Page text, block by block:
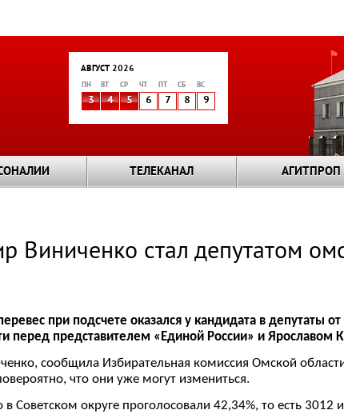
АВГУСТ 2026
ПН ВТ СР ЧТ СБ ВС
3 4 5 6 7 8 9
ТЕЛЕКАНАЛ АГИТПРОП
Виниченко стал депутатом
при подсчете оказался у кандидата в депутаты
перед представителем «Единой России» и Ярославом
сообщила Избирательная комиссия Омской
что они уже могут измениться.
Советском округе проголосовали 42,34%, то есть 3012